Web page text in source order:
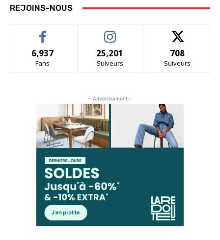
REJOINS-NOUS
6,937
Fans
25,201
Suiveurs
708
Suiveurs
- Advertisement -